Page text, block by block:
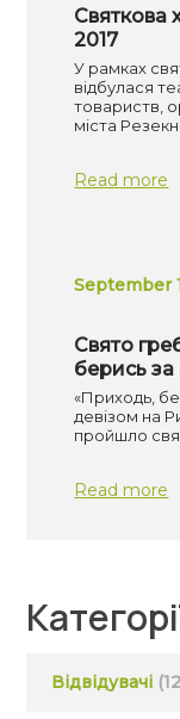
Святкова
2017
У рамках
відбулася
товариств,
міста
Read more
September
Свято
берись за
«Приходь,
девізом на
пройшло
Read more
Відвідувачі